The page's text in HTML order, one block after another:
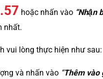
hoặc nhấn vào “Nhận
nhất.
vui lòng thực hiện như sau:
và nhấn vào “Thêm vào